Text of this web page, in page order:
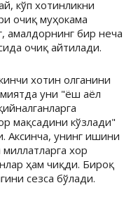
кўп хотинликни
очиқ муҳокама
амалдорнинг бир неча
очиқ айтилади.
хотин олганини
уни "ёш аёл
мақсадини кўзлади"
Аксинча, унинг ишини
хор
ҳам чиқди. Бироқ
сезса бўлади.